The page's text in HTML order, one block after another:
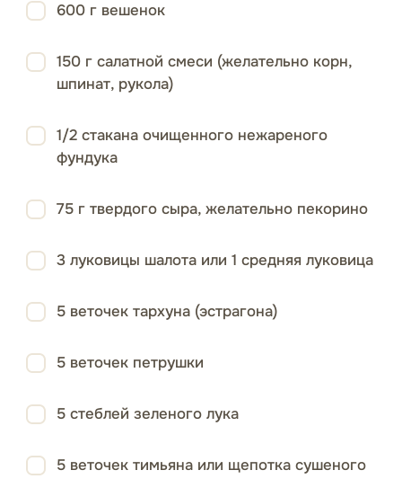
600 г вешенок
150 г салатной смеси (желательно корн,
шпинат, рукола)
1/2 стакана очищенного нежареного
фундука
75 г твердого сыра, желательно пекорино
3 луковицы шалота или 1 средняя луковица
5 веточек тархуна (эстрагона)
5 веточек петрушки
5 стеблей зеленого лука
5 веточек тимьяна или щепотка сушеного